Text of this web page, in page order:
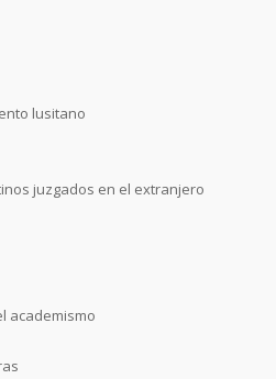
lusitano
juzgados en el extranjero
academismo